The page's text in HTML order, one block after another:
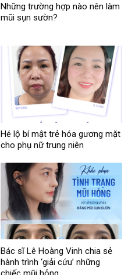
Những trường hợp nào nên làm
mũi sụn sườn?
Hé lộ bí mật trẻ hóa gương mặt
cho phụ nữ trung niên
Bác sĩ Lê Hoàng Vinh chia sẻ
hành trình ‘giải cứu’ những